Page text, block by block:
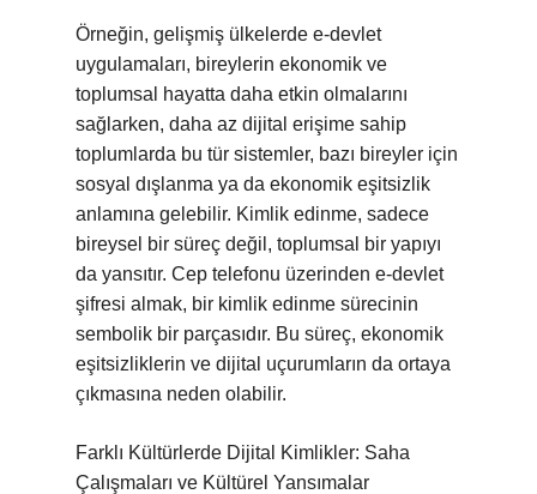
Örneğin, gelişmiş ülkelerde e-devlet
uygulamaları, bireylerin ekonomik ve
toplumsal hayatta daha etkin olmalarını
sağlarken, daha az dijital erişime sahip
toplumlarda bu tür sistemler, bazı bireyler için
sosyal dışlanma ya da ekonomik eşitsizlik
anlamına gelebilir. Kimlik edinme, sadece
bireysel bir süreç değil, toplumsal bir yapıyı
da yansıtır. Cep telefonu üzerinden e-devlet
şifresi almak, bir kimlik edinme sürecinin
sembolik bir parçasıdır. Bu süreç, ekonomik
eşitsizliklerin ve dijital uçurumların da ortaya
çıkmasına neden olabilir.
Farklı Kültürlerde Dijital Kimlikler: Saha
Çalışmaları ve Kültürel Yansımalar